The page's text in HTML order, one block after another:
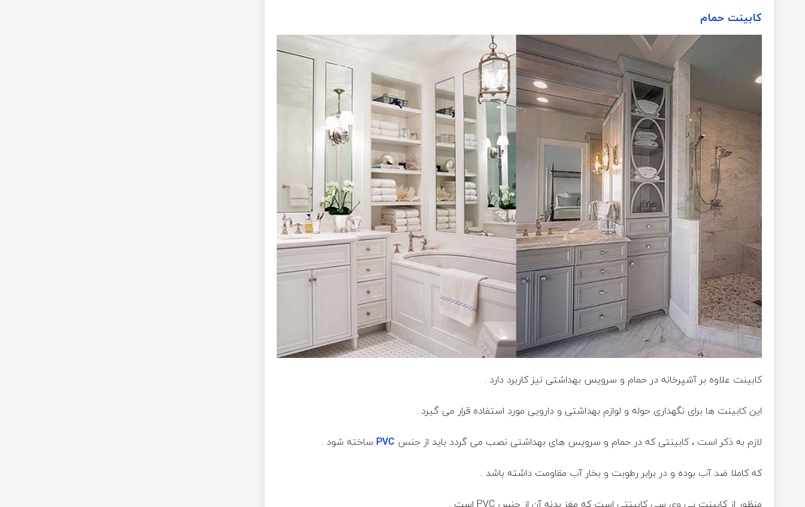
کابینت حمام
کابینت علاوه بر آشپرخانه در حمام و سرویس بهداشتی نیز کاربرد دارد .
این کابینت ها برای نگهداری حوله و لوازم بهداشتی و دارویی مورد استفاده قرار می گیرد .
لازم به ذکر است ، کابینتی که در حمام و سرویس های بهداشتی نصب می گردد باید از جنس PVC ساخته شود .
که کاملا ضد آب بوده و در برابر رطوبت و بخار آب مقاومت داشته باشد .